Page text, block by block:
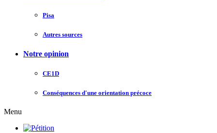
Pisa
Autres sources
Notre opinion
CE1D
Conséquences d'une orientation précoce
Menu